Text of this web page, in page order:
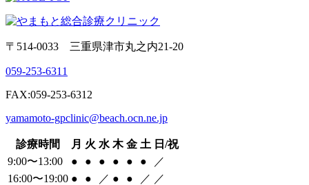
〒514-0033 三重県津市丸之内21-20
059-253-6311
FAX:059-253-6312
yamamoto-gpclinic@beach.ocn.ne.jp
診療時間 月 火 水 木 金 土 日/祝
9:00〜13:00
● ● ● ● ● ●
／
16:00〜19:00 ● ● ／ ● ● ／ ／